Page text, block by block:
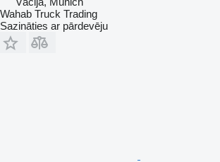
Wahab Truck Trading
Sazināties ar pārdevēju